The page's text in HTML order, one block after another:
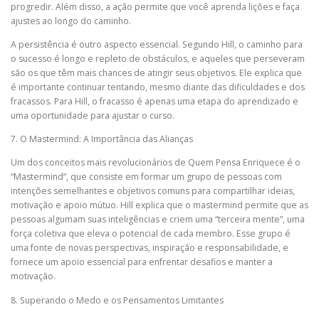
progredir. Além disso, a ação permite que você aprenda lições e faça
ajustes ao longo do caminho.
A persistência é outro aspecto essencial. Segundo Hill, o caminho para
o sucesso é longo e repleto de obstáculos, e aqueles que perseveram
são os que têm mais chances de atingir seus objetivos. Ele explica que
é importante continuar tentando, mesmo diante das dificuldades e dos
fracassos. Para Hill, o fracasso é apenas uma etapa do aprendizado e
uma oportunidade para ajustar o curso.
7. O Mastermind: A Importância das Alianças
Um dos conceitos mais revolucionários de Quem Pensa Enriquece é o
“Mastermind”, que consiste em formar um grupo de pessoas com
intenções semelhantes e objetivos comuns para compartilhar ideias,
motivação e apoio mútuo. Hill explica que o mastermind permite que as
pessoas algumam suas inteligências e criem uma “terceira mente”, uma
força coletiva que eleva o potencial de cada membro. Esse grupo é
uma fonte de novas perspectivas, inspiração e responsabilidade, e
fornece um apoio essencial para enfrentar desafios e manter a
motivação.
8. Superando o Medo e os Pensamentos Limitantes